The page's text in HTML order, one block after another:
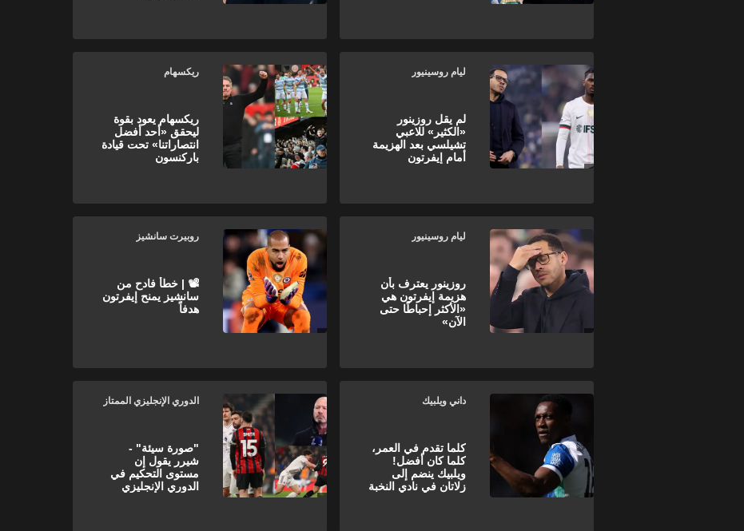
ليام روسينيور
لم يقل روزينور
«الكثير» للاعبي
تشيلسي بعد الهزيمة
أمام إيفرتون
ريكسهام
ريكسهام يعود بقوة
ليحقق «أحد أفضل
انتصاراتنا» تحت قيادة
باركنسون
ليام روسينيور
روزينور يعترف بأن
هزيمة إيفرتون هي
«الأكثر إحباطًا حتى
الآن»
روبيرت سانشيز
📽️ | خطأ فادح من
سانشيز يمنح إيفرتون
هدفاً
داني ويلبيك
كلما تقدم في العمر،
كلما كان أفضل!
ويلبيك ينضم إلى
زلاتان في نادي النخبة
الدوري الإنجليزي الممتاز
"صورة سيئة" -
شيرر يقول إن
مستوى التحكيم في
الدوري الإنجليزي